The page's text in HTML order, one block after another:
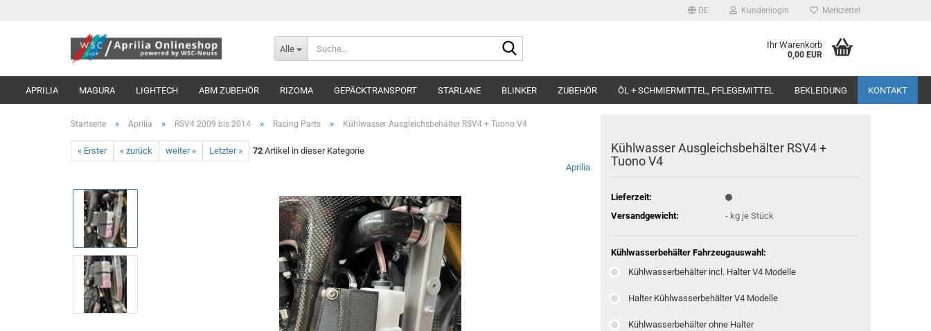
DE Kundenlogin Merkzettel
Alle Ihr Warenkorb
0,00 EUR
APRILIA MAGURA LIGHTECH ABM ZUBEHÖR RIZOMA GEPÄCKTRANSPORT STARLANE BLINKER ZUBEHÖR ÖL + SCHMIERMITTEL, PFLEGEMITTEL BEKLEIDUNG KONTAKT
Startseite » Aprilia » RSV4 2009 bis 2014 » Racing Parts » Kühlwasser Ausgleichsbehälter RSV4 + Tuono V4
« Erster « zurück weiter » Letzter » 72 Artikel in dieser Kategorie
Aprilia
Kühlwasser Ausgleichsbehälter RSV4 +
Tuono V4
Lieferzeit:
Versandgewicht:
- kg je Stück
Kühlwasserbehälter Fahrzeugauswahl:
Kühlwasserbehälter incl. Halter V4 Modelle
Halter Kühlwasserbehälter V4 Modelle
Kühlwasserbehälter ohne Halter